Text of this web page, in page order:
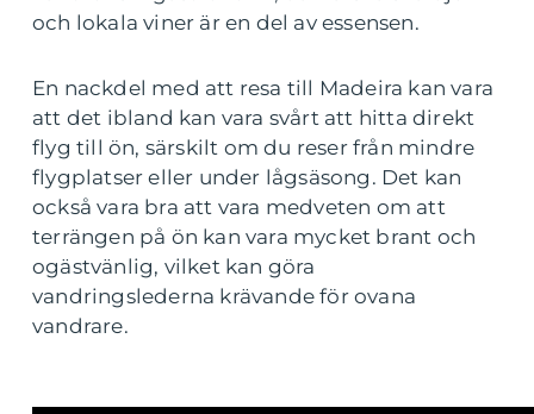
och lokala viner är en del av essensen.
En nackdel med att resa till Madeira kan vara
att det ibland kan vara svårt att hitta direkt
flyg till ön, särskilt om du reser från mindre
flygplatser eller under lågsäsong. Det kan
också vara bra att vara medveten om att
terrängen på ön kan vara mycket brant och
ogästvänlig, vilket kan göra
vandringslederna krävande för ovana
vandrare.